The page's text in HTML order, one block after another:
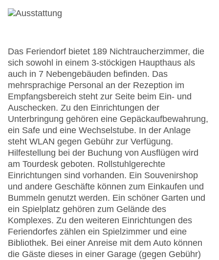
Das Feriendorf bietet 189 Nichtraucherzimmer, die
sich sowohl in einem 3-stöckigen Haupthaus als
auch in 7 Nebengebäuden befinden. Das
mehrsprachige Personal an der Rezeption im
Empfangsbereich steht zur Seite beim Ein- und
Auschecken. Zu den Einrichtungen der
Unterbringung gehören eine Gepäckaufbewahrung,
ein Safe und eine Wechselstube. In der Anlage
steht WLAN gegen Gebühr zur Verfügung.
Hilfestellung bei der Buchung von Ausflügen wird
am Tourdesk geboten. Rollstuhlgerechte
Einrichtungen sind vorhanden. Ein Souvenirshop
und andere Geschäfte können zum Einkaufen und
Bummeln genutzt werden. Ein schöner Garten und
ein Spielplatz gehören zum Gelände des
Komplexes. Zu den weiteren Einrichtungen des
Feriendorfes zählen ein Spielzimmer und eine
Bibliothek. Bei einer Anreise mit dem Auto können
die Gäste dieses in einer Garage (gegen Gebühr)